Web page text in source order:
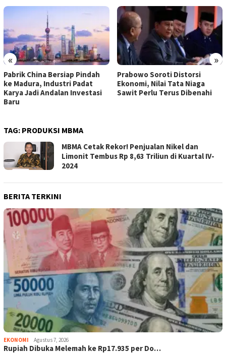
« »
Pabrik China Bersiap Pindah
ke Madura, Industri Padat
Karya Jadi Andalan Investasi
Baru
Prabowo Soroti Distorsi
Ekonomi, Nilai Tata Niaga
Sawit Perlu Terus Dibenahi
TAG: PRODUKSI MBMA
MBMA Cetak Rekor! Penjualan Nikel dan
Limonit Tembus Rp 8,63 Triliun di Kuartal IV-
2024
BERITA TERKINI
EKONOMI Agustus 7, 2026
Rupiah Dibuka Melemah ke Rp17.935 per Do…